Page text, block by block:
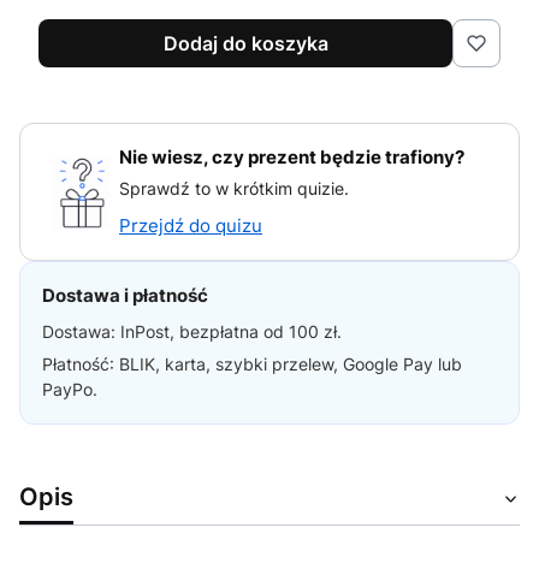
Dodaj do koszyka
Nie wiesz, czy prezent będzie trafiony?
Sprawdź to w krótkim quizie.
Przejdź do quizu
Dostawa i płatność
Dostawa: InPost, bezpłatna od 100 zł.
Płatność: BLIK, karta, szybki przelew, Google Pay lub
PayPo.
Opis